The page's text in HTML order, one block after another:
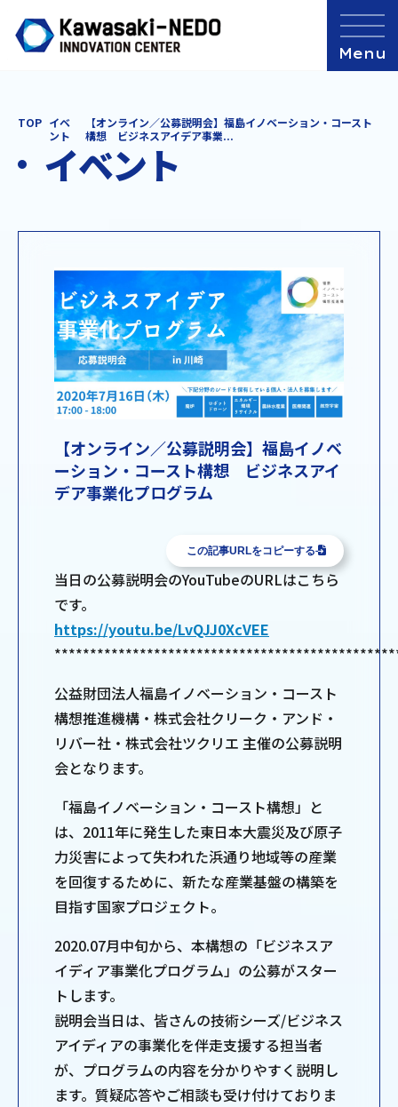
TOP イベ
ント
【オンライン／公募説明会】福島イノベーション・コースト
構想 ビジネスアイデア事業...
イベント
【オンライン／公募説明会】福島イノベ
ーション・コースト構想 ビジネスアイ
デア事業化プログラム
この記事URLをコピーする
当日の公募説明会のYouTubeのURLはこちら
です。
https://youtu.be/LvQJJ0XcVEE
公益財団法人福島イノベーション・コースト
構想推進機構・株式会社クリーク・アンド・
リバー社・株式会社ツクリエ 主催の公募説明
会となります。
「福島イノベーション・コースト構想」と
は、2011年に発生した東日本大震災及び原子
力災害によって失われた浜通り地域等の産業
を回復するために、新たな産業基盤の構築を
目指す国家プロジェクト。
2020.07月中旬から、本構想の「ビジネスア
イディア事業化プログラム」の公募がスター
トします。
説明会当日は、皆さんの技術シーズ/ビジネス
アイディアの事業化を伴走支援する担当者
が、プログラムの内容を分かりやすく説明し
ます。質疑応答やご相談も受け付けておりま